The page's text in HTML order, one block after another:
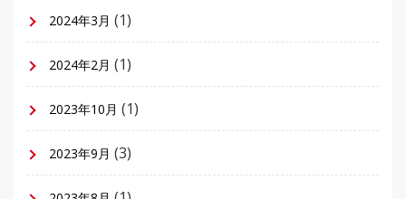
2024年3月 (1)
2024年2月 (1)
2023年10月 (1)
2023年9月 (3)